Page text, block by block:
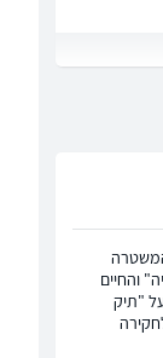
והחיים
"תיק